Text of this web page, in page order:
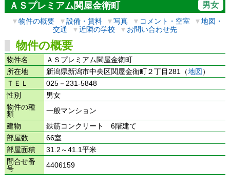
ＡＳプレミアム関屋金衛町 男女
▼物件の概要 ▼設備・賃料 ▼写真 ▼ コメント・空室 ▼地図・
交通
▼近隣の学校 ▼ お問い合わせ先
物件の概要
物件名
ＡＳプレミアム関屋金衛町
所在地
新潟県新潟市中央区関屋金衛町２丁目281（地図 ）
ＴＥＬ
025－231-5848
性別
男女
物件の種
類
一般マンション
建物
鉄筋コンクリート 6階建て
部屋数
66室
部屋面積
31.2～41.1平米
問合せ番
号
4406159